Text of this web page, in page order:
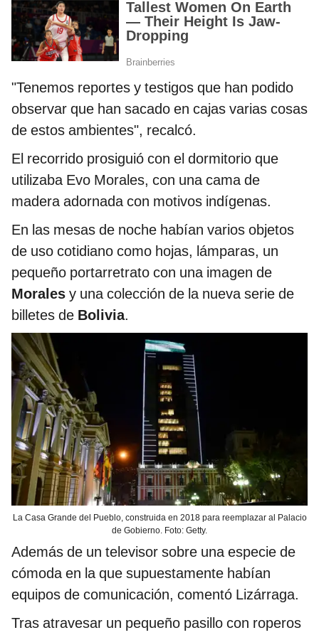
"Tenemos reportes y testigos que han podido
observar que han sacado en cajas varias cosas
de estos ambientes", recalcó.
El recorrido prosiguió con el dormitorio que
utilizaba Evo Morales, con una cama de
madera adornada con motivos indígenas.
En las mesas de noche habían varios objetos
de uso cotidiano como hojas, lámparas, un
pequeño portarretrato con una imagen de
Morales y una colección de la nueva serie de
billetes de Bolivia.
La Casa Grande del Pueblo, construida en 2018 para reemplazar al Palacio
de Gobierno. Foto: Getty.
Además de un televisor sobre una especie de
cómoda en la que supuestamente habían
equipos de comunicación, comentó Lizárraga.
Tras atravesar un pequeño pasillo con roperos